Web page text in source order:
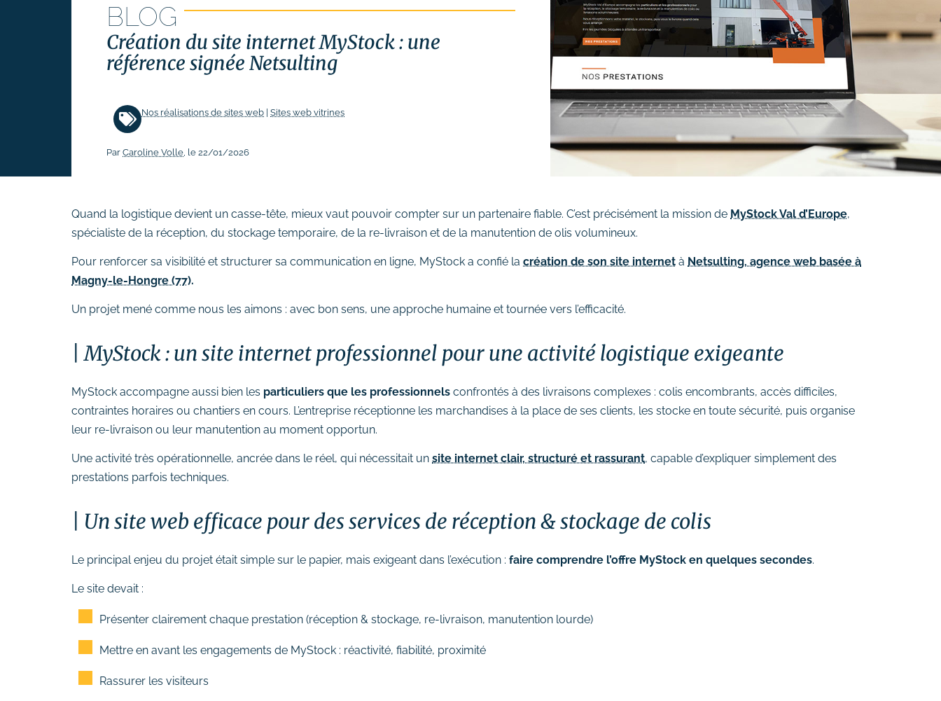
# Formation SMO (community
management)
# Formation SMA (publicités
réseaux sociaux)
emailing
# Formation gestion de sites
# Formation Photoshop
# Formation Intelligence
BLOG
Création du site internet MyStock : une
référence signée Netsulting
Nos réalisations de sites web Sites web vitrines
Par Caroline Volle, le 22/01/2026
Quand la logistique devient un casse-tête, mieux vaut pouvoir compter sur un partenaire fiable. C’est précisément la mission de MyStock Val d’Europe,
spécialiste de la réception, du stockage temporaire, de la re-livraison et de la manutention de olis volumineux.
Pour renforcer sa visibilité et structurer sa communication en ligne, MyStock a confié la création de son site internet à Netsulting, agence web basée à
Magny-le-Hongre (77).
Un projet mené comme nous les aimons : avec bon sens, une approche humaine et tournée vers l’efficacité.
MyStock : un site internet professionnel pour une activité logistique exigeante
MyStock accompagne aussi bien les particuliers que les professionnels confrontés à des livraisons complexes : colis encombrants, accès difficiles,
contraintes horaires ou chantiers en cours. L’entreprise réceptionne les marchandises à la place de ses clients, les stocke en toute sécurité, puis organise
leur re-livraison ou leur manutention au moment opportun.
Une activité très opérationnelle, ancrée dans le réel, qui nécessitait un site internet clair, structuré et rassurant, capable d’expliquer simplement des
prestations parfois techniques.
Un site web efficace pour des services de réception & stockage de colis
Le principal enjeu du projet était simple sur le papier, mais exigeant dans l’exécution : faire comprendre l’offre MyStock en quelques secondes.
Le site devait :
Présenter clairement chaque prestation (réception & stockage, re-livraison, manutention lourde)
Mettre en avant les engagements de MyStock : réactivité, fiabilité, proximité
Rassurer les visiteurs